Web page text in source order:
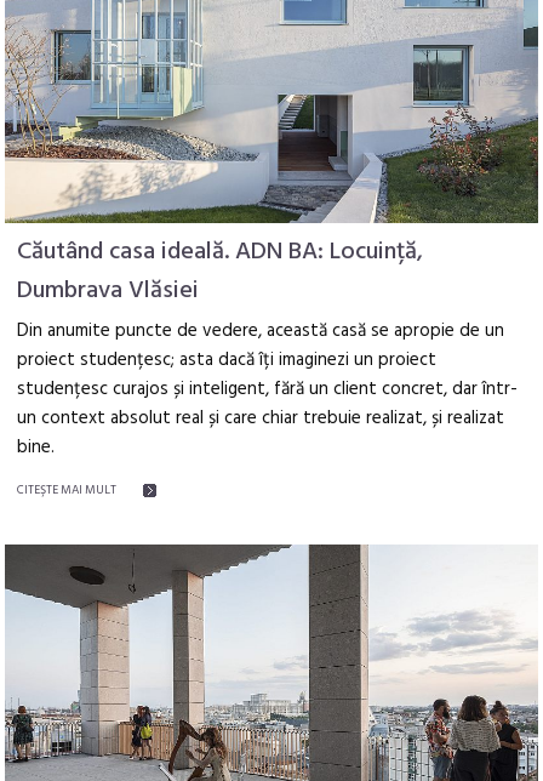
Căutând casa ideală. ADN BA: Locuință,
Dumbrava Vlăsiei
Din anumite puncte de vedere, această casă se apropie de un
proiect studențesc; asta dacă îți imaginezi un proiect
studențesc curajos și inteligent, fără un client concret, dar într-
un context absolut real și care chiar trebuie realizat, și realizat
bine.
CITEŞTE MAI MULT